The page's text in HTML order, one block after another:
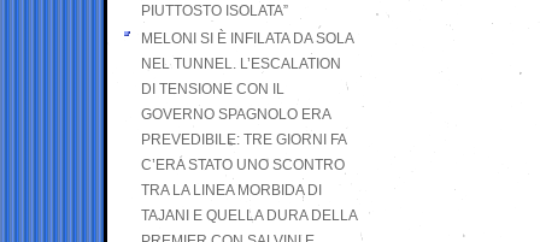
PIUTTOSTO ISOLATA”
MELONI SI È INFILATA DA SOLA
NEL TUNNEL. L’ESCALATION
DI TENSIONE CON IL
GOVERNO SPAGNOLO ERA
PREVEDIBILE: TRE GIORNI FA
C’ERA STATO UNO SCONTRO
TRA LA LINEA MORBIDA DI
TAJANI E QUELLA DURA DELLA